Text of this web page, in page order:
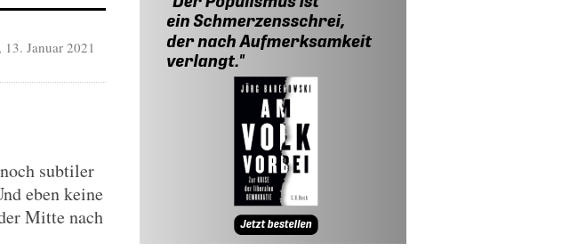
13. Januar 2021
subtiler
eben keine
Mitte nach